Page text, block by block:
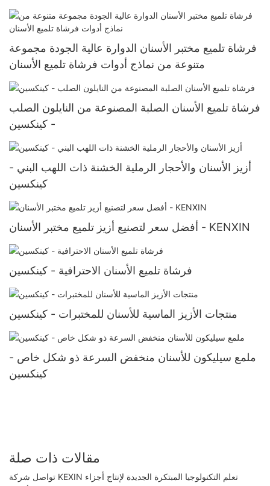
فرشاة تلميع مختبر الأسنان الدوارة عالية الجودة مجموعة
متنوعة من نماذج أدوات فرشاة تلميع الأسنان
فرشاة تلميع الأسنان الصلبة المصنوعة من النايلون الصلب
- كينكسين
أزيز الأسنان والأحجار الرملية الخشنة ذات اللهب البني -
كينكسين
أفضل سعر لتصنيع أزيز تلميع مختبر الأسنان - KENXIN
فرشاة تلميع الأسنان الاحترافية - كينكسين
منتجات الأزيز الماسية للأسنان للمختبرات - كينكسين
ملمع سيليكون للأسنان منخفض السرعة ذو شكل خاص -
كينكسين
مقالات ذات صلة
تواصل شركة KEXIN تعلم التكنولوجيا المبتكرة الجديدة لإنتاج أجزاء